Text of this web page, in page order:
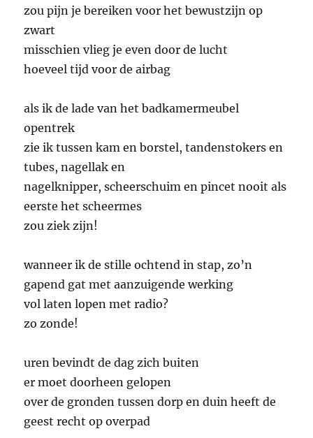
zou pijn je bereiken voor het bewustzijn op
zwart
misschien vlieg je even door de lucht
hoeveel tijd voor de airbag
als ik de lade van het badkamermeubel
opentrek
zie ik tussen kam en borstel, tandenstokers en
tubes, nagellak en
nagelknipper, scheerschuim en pincet nooit als
eerste het scheermes
zou ziek zijn!
wanneer ik de stille ochtend in stap, zo’n
gapend gat met aanzuigende werking
vol laten lopen met radio?
zo zonde!
uren bevindt de dag zich buiten
er moet doorheen gelopen
over de gronden tussen dorp en duin heeft de
geest recht op overpad